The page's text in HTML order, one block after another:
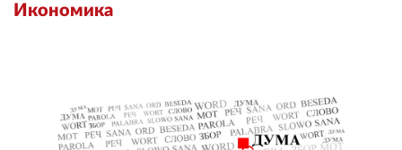
Икономика